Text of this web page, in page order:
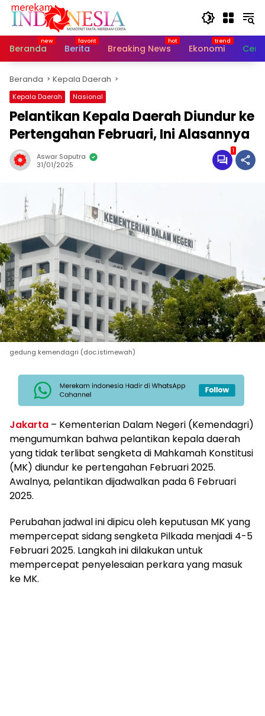
Langsung
Beranda
Berita Breaking News Ekonomi
Beranda Kepala Daerah
Kepala Daerah Nasional
Pelantikan Kepala Daerah Diundur ke
Pertengahan Februari, Ini Alasannya
Aswar Saputra
31/01/2025
1
gedung kemendagri (doc.istimewah)
Jakarta – Kementerian Dalam Negeri (Kemendagri)
mengumumkan bahwa pelantikan kepala daerah
yang tidak terlibat sengketa di Mahkamah Konstitusi
(MK) diundur ke pertengahan Februari 2025.
Awalnya, pelantikan dijadwalkan pada 6 Februari
2025.
Perubahan jadwal ini dipicu oleh keputusan MK yang
mempercepat sidang sengketa Pilkada menjadi 4-5
Februari 2025. Langkah ini dilakukan untuk
mempercepat penyelesaian perkara yang masuk
ke MK.